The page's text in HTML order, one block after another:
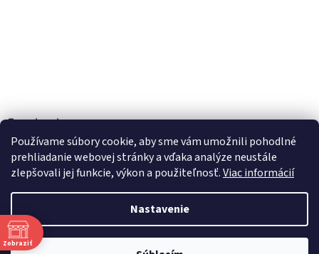
Používame súbory cookie, aby sme vám umožnili pohodlné
prehliadanie webovej stránky a vďaka analýze neustále
zlepšovali jej funkcie, výkon a použiteľnosť.Viac informácií
Nastavenie
Facebook
Vytvoril Shoptet
Copyright 2026TOBEL s.r.o.. Všetky práva vyhradené.Upraviť
Zobraziť